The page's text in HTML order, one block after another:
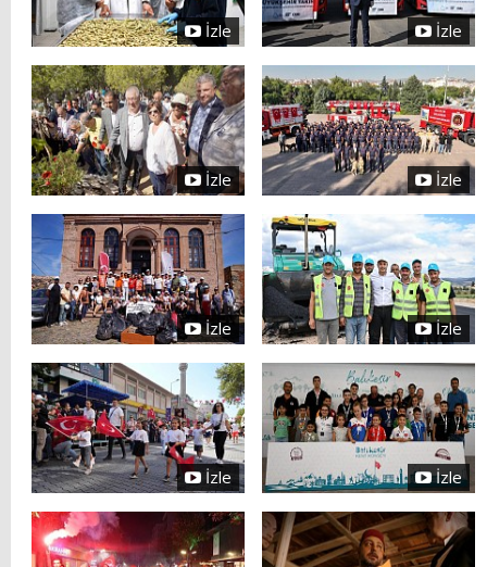
İzle İzle
İzle İzle
İzle İzle
İzle İzle